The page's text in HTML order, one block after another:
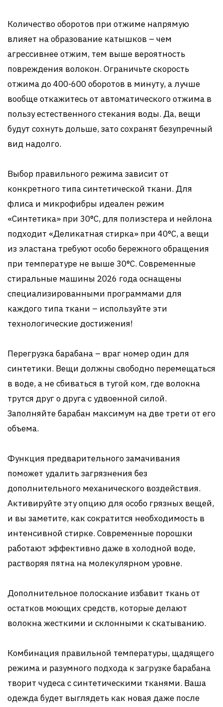
Количество оборотов при отжиме напрямую
влияет на образование катышков – чем
агрессивнее отжим, тем выше вероятность
повреждения волокон. Ограничьте скорость
отжима до 400-600 оборотов в минуту, а лучше
вообще откажитесь от автоматического отжима в
пользу естественного стекания воды. Да, вещи
будут сохнуть дольше, зато сохранят безупречный
вид надолго.
Выбор правильного режима зависит от
конкретного типа синтетической ткани. Для
флиса и микрофибры идеален режим
«Синтетика» при 30°C, для полиэстера и нейлона
подходит «Деликатная стирка» при 40°C, а вещи
из эластана требуют особо бережного обращения
при температуре не выше 30°C. Современные
стиральные машины 2026 года оснащены
специализированными программами для
каждого типа ткани – используйте эти
технологические достижения!
Перегрузка барабана – враг номер один для
синтетики. Вещи должны свободно перемещаться
в воде, а не сбиваться в тугой ком, где волокна
трутся друг о друга с удвоенной силой.
Заполняйте барабан максимум на две трети от его
объема.
Функция предварительного замачивания
поможет удалить загрязнения без
дополнительного механического воздействия.
Активируйте эту опцию для особо грязных вещей,
и вы заметите, как сократится необходимость в
интенсивной стирке. Современные порошки
работают эффективно даже в холодной воде,
растворяя пятна на молекулярном уровне.
Дополнительное полоскание избавит ткань от
остатков моющих средств, которые делают
волокна жесткими и склонными к скатыванию.
Комбинация правильной температуры, щадящего
режима и разумного подхода к загрузке барабана
творит чудеса с синтетическими тканями. Ваша
одежда будет выглядеть как новая даже после